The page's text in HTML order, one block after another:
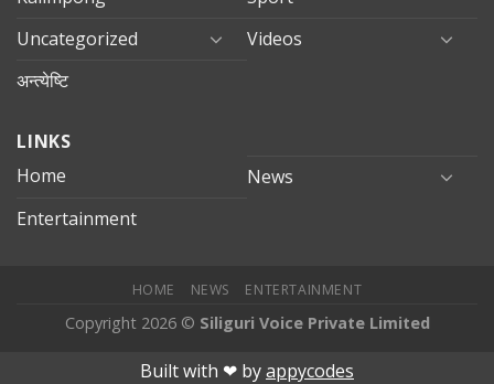
Uncategorized
Videos
अन्त्येष्टि
LINKS
Home
News
Entertainment
HOME NEWS ENTERTAINMENT
Copyright 2026 © Siliguri Voice Private Limited
Jojobetbetsmovemariobetjojobet giriş
Built with ❤︎ byappycodes